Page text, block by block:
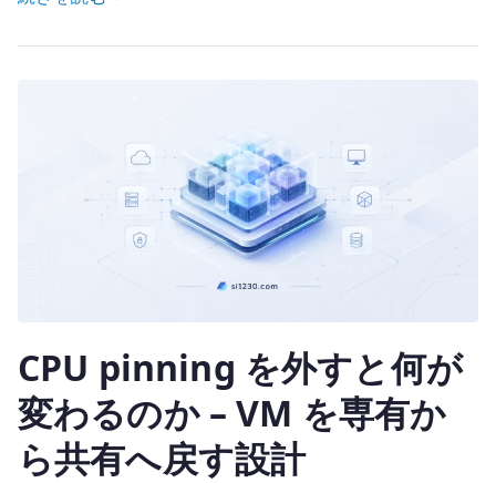
Open
vSwitch
it
te
CPU pinning を外すと何が
変わるのか – VM を専有か
ら共有へ戻す設計